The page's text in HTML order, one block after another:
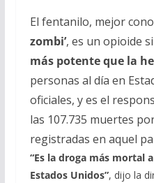
El fentanilo, mejor
zombi’, es un opioide
más potente que la
personas al día en
oficiales, y es el
las 107.735 muertes
registradas en aquel
“Es la droga más mortal
Estados Unidos”, dijo la